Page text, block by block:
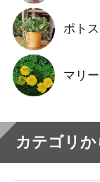
ポトス
マリ
カテゴリか